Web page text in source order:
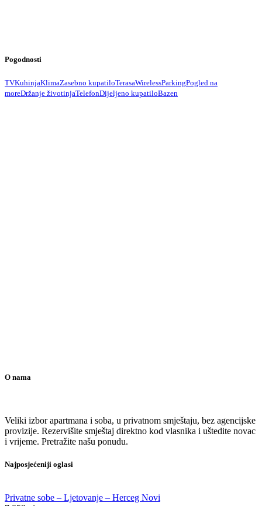
Pogodnosti
TVKuhinjaKlimaZasebno kupatiloTerasaWirelessParkingPogled na
moreDržanje životinjaTelefonDijeljeno kupatiloBazen
O nama
Veliki izbor apartmana i soba, u privatnom smještaju, bez agencijske
provizije. Rezervišite smještaj direktno kod vlasnika i uštedite novac
i vrijeme. Pretražite našu ponudu.
Najposjećeniji oglasi
Privatne sobe – Ljetovanje – Herceg Novi